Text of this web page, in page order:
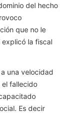
del hecho
que no le
explicó la fiscal
una velocidad
fallecido
Es decir